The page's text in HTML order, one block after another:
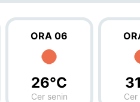
ORA 06
26°C
Cer senin Cer